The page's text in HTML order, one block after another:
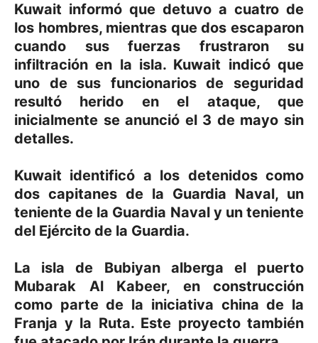
Kuwait informó que detuvo a cuatro de
los hombres, mientras que dos escaparon
cuando sus fuerzas frustraron su
infiltración en la isla. Kuwait indicó que
uno de sus funcionarios de seguridad
resultó herido en el ataque, que
inicialmente se anunció el 3 de mayo sin
detalles.
Kuwait identificó a los detenidos como
dos capitanes de la Guardia Naval, un
teniente de la Guardia Naval y un teniente
del Ejército de la Guardia.
La isla de Bubiyan alberga el puerto
Mubarak Al Kabeer, en construcción
como parte de la iniciativa china de la
Franja y la Ruta. Este proyecto también